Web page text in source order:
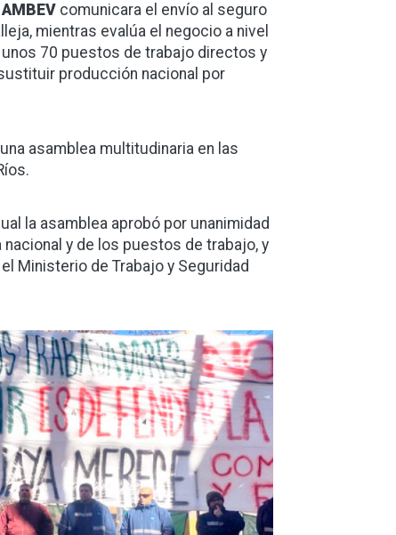
AMBEV comunicara el envío al seguro
mientras evalúa el negocio a nivel
70 puestos de trabajo directos y
producción nacional por
asamblea multitudinaria en las
la asamblea aprobó por unanimidad
y de los puestos de trabajo, y
Ministerio de Trabajo y Seguridad